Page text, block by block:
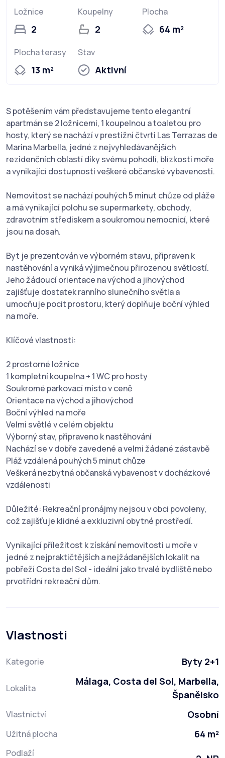
Ložnice
2
Koupelny
2
Plocha
64 m²
Plocha terasy
13 m²
Stav
Aktivní
S potěšením vám představujeme tento elegantní
apartmán se 2 ložnicemi, 1 koupelnou a toaletou pro
hosty, který se nachází v prestižní čtvrti Las Terrazas de
Marina Marbella, jedné z nejvyhledávanějších
rezidenčních oblastí díky svému pohodlí, blízkosti moře
a vynikající dostupnosti veškeré občanské vybavenosti.
Nemovitost se nachází pouhých 5 minut chůze od pláže
a má vynikající polohu se supermarkety, obchody,
zdravotním střediskem a soukromou nemocnicí, které
jsou na dosah.
Byt je prezentován ve výborném stavu, připraven k
nastěhování a vyniká výjimečnou přirozenou světlostí.
Jeho žádoucí orientace na východ a jihovýchod
zajišťuje dostatek ranního slunečního světla a
umocňuje pocit prostoru, který doplňuje boční výhled
na moře.
Klíčové vlastnosti:
2 prostorné ložnice
1 kompletní koupelna + 1 WC pro hosty
Soukromé parkovací místo v ceně
Orientace na východ a jihovýchod
Boční výhled na moře
Velmi světlé v celém objektu
Výborný stav, připraveno k nastěhování
Nachází se v dobře zavedené a velmi žádané zástavbě
Pláž vzdálená pouhých 5 minut chůze
Veškerá nezbytná občanská vybavenost v docházkové
vzdálenosti
Důležité: Rekreační pronájmy nejsou v obci povoleny,
což zajišťuje klidné a exkluzivní obytné prostředí.
Vynikající příležitost k získání nemovitosti u moře v
jedné z nejpraktičtějších a nejžádanějších lokalit na
pobřeží Costa del Sol - ideální jako trvalé bydliště nebo
prvotřídní rekreační dům.
Vlastnosti
Kategorie Byty 2+1
Lokalita
Málaga, Costa del Sol, Marbella,
Španělsko
Vlastnictví Osobní
Užitná plocha 64 m²
Podlaží